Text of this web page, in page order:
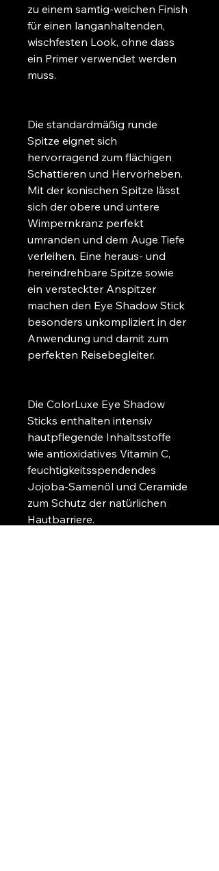
zu einem samtig-weichen Finish
für einen langanhaltenden,
wischfesten Look, ohne dass
ein Primer verwendet werden
muss.
Die standardmäßig runde
Spitze eignet sich
hervorragend zum flächigen
Schattieren und Hervorheben.
Mit der konischen Spitze lässt
sich der obere und untere
Wimpernkranz perfekt
umranden und dem Auge Tiefe
verleihen. Eine heraus- und
hereindrehbare Spitze sowie
ein versteckter Anspitzer
machen den Eye Shadow Stick
besonders unkompliziert in der
Anwendung und damit zum
perfekten Reisebegleiter.
Die ColorLuxe Eye Shadow
Sticks enthalten intensiv
hautpflegende Inhaltsstoffe
wie antioxidatives Vitamin C,
feuchtigkeitsspendendes
Jojoba-Samenöl und Ceramide
zum Schutz der natürlichen
Hautbarriere.